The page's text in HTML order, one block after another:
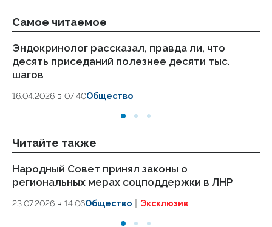
Самое читаемое
Эндокринолог рассказал, правда ли, что
десять приседаний полезнее десяти тыс.
шагов
16.04.2026 в 07:40Общество
Читайте также
Народный Совет принял законы о
региональных мерах соцподдержки в ЛНР
23.07.2026 в 14:06Общество Эксклюзив